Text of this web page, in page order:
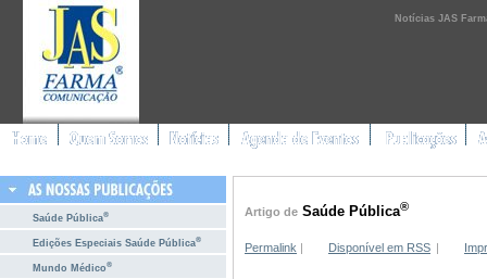
Notícias JAS
Saúde Pública®
Edições Especiais Saúde Pública®
Mundo Médico®
Artigo de Saúde Pública®
Permalink | Disponível em RSS |